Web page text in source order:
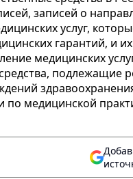
записей о
услуг,
гарантий, и
медицинских
подлежащие
по медицинской